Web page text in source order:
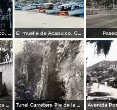
La Catedral de Acapulco, Guerrero 1967. El muelle de Acapulco, Guerrero 1967.
Tipos Mexicanos tipicos aguadores.. Tunel Carretera Pie de la Cuesta Acapulco .